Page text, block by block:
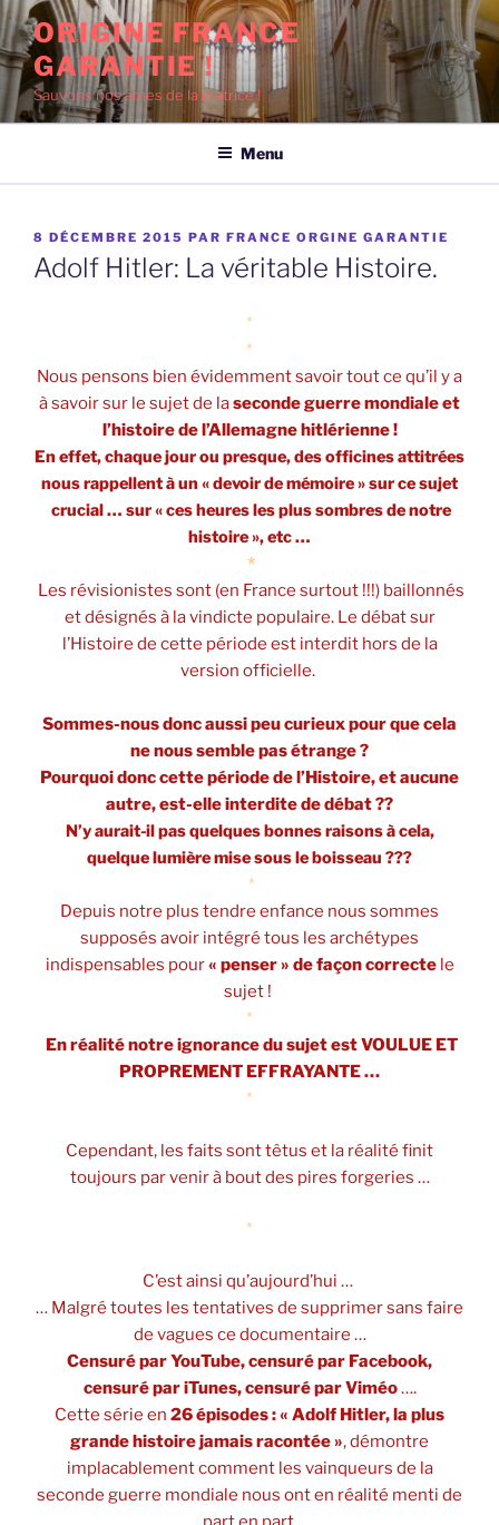
Aller
au
contenu
principal
ORIGINE FRANCE
GARANTIE !
Sauvons nos âmes de la matrice !
Menu
PUBLIÉ
LE
8 DÉCEMBRE 2015 PAR FRANCE ORGINE GARANTIE
Adolf Hitler: La véritable Histoire.
*
*
Nous pensons bien évidemment savoir tout ce qu’il y a
à savoir sur le sujet de laseconde guerre mondiale et
l’histoire de l’Allemagne hitlérienne !
En effet, chaque jour ou presque, des officines attitrées
nous rappellent à un « devoir de mémoire » sur ce sujet
crucial … sur « ces heures les plus sombres de notre
histoire », etc …
*
Les révisionistes sont (en France surtout !!!) baillonnés
et désignés à la vindicte populaire. Le débat sur
l’Histoire de cette période est interdit hors de la
version officielle.
Sommes-nous donc aussi peu curieux pour que cela
ne nous semble pas étrange ?
Pourquoi donc cette période de l’Histoire, et aucune
autre, est-elle interdite de débat ??
N’y aurait-il pas quelques bonnes raisons à cela,
quelque lumière mise sous le boisseau ???
*
Depuis notre plus tendre enfance nous sommes
supposés avoir intégré tous les archétypes
indispensables pour« penser » de façon correctele
sujet !
*
En réalité notre ignorance du sujet est VOULUE ET
PROPREMENT EFFRAYANTE …
*
Cependant, les faits sont têtus et la réalité finit
toujours par venir à bout des pires forgeries …
*
C’est ainsi qu’aujourd’hui …
… Malgré toutes les tentatives de supprimer sans faire
de vagues ce documentaire …
Censuré par YouTube, censuré par Facebook,
censuré par iTunes, censuré par Viméo….
Cette série en 26 épisodes : « Adolf Hitler, la plus
grande histoire jamais racontée », démontre
implacablement comment les vainqueurs de la
seconde guerre mondiale nous ont en réalité menti de